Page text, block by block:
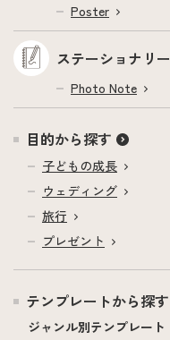
Poster
ステーショナリー
Photo Note
目的から探す
子どもの成長
ウェディング
旅行
プレゼント
テンプレートから探す
ジャンル別テンプレート